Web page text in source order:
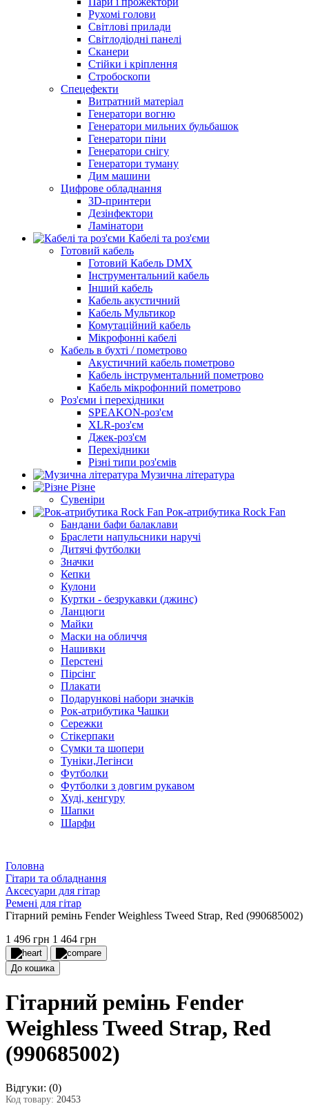
Рухомі голови
Світлові прилади
Світлодіодні панелі
Сканери
Стійки і кріплення
Стробоскопи
Спецефекти
Витратний матеріал
Генератори вогню
Генератори мильних бульбашок
Генератори піни
Генератори снігу
Генератори туману
Дим машини
Цифрове обладнання
3D-принтери
Дезінфектори
Ламінатори
Кабелі та роз'єми
Готовий кабель
Готовий Кабель DMX
Інструментальний кабель
Інший кабель
Кабель акустичний
Кабель Мультикор
Комутаційний кабель
Мікрофонні кабелі
Кабель в бухті / пометрово
Акустичний кабель пометрово
Кабель інструментальний пометрово
Кабель мікрофонний пометрово
Роз'єми і перехідники
SPEAKON-роз'єм
XLR-роз'єм
Джек-роз'єм
Перехідники
Різні типи роз'ємів
Музична література
Різне
Сувеніри
Рок-атрибутика Rock Fan
Бандани бафи балаклави
Браслети напульсники наручі
Дитячі футболки
Значки
Кепки
Кулони
Куртки - безрукавки (джинс)
Ланцюги
Майки
Маски на обличчя
Нашивки
Перстені
Пірсінг
Плакати
Подарункові набори значків
Рок-атрибутика Чашки
Сережки
Стікерпаки
Сумки та шопери
Туніки,Легінси
Футболки
Футболки з довгим рукавом
Худі, кенгуру
Шапки
Шарфи
Головна
Гітари та обладнання
Аксесуари для гітар
Ремені для гітар
Гітарний ремінь Fender Weighless Tweed Strap, Red (990685002)
1 496 грн 1 464 грн
До кошика
Гітарний ремінь Fender
Weighless Tweed Strap, Red
(990685002)
Відгуки: (0)
Код товару: 20453